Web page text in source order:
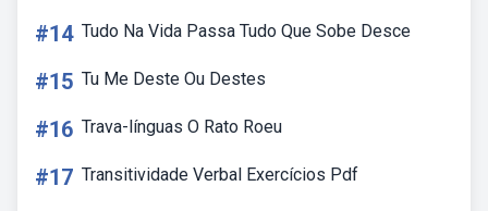
#14 Tudo Na Vida Passa Tudo Que Sobe Desce
#15 Tu Me Deste Ou Destes
#16 Trava-línguas O Rato Roeu
#17 Transitividade Verbal Exercícios Pdf